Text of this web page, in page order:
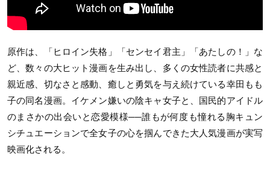
原作は、「ヒロイン失格」「センセイ君主」「あたしの！」な
ど、数々の大ヒット漫画を生み出し、多くの女性読者に共感と
親近感、切なさと感動、癒しと勇気を与え続けている幸田もも
子の同名漫画。イケメン嫌いの陰キャ女子と、国民的アイドル
のまさかの出会いと恋愛模様──誰もが何度も憧れる胸キュン
シチュエーションで全女子の心を掴んできた大人気漫画が実写
映画化される。